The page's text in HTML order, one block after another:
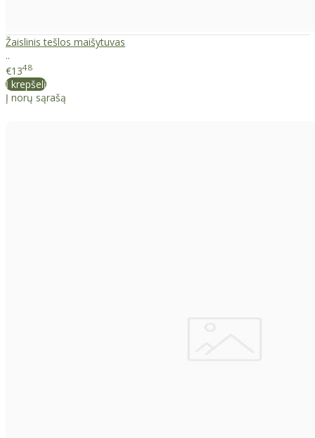
Žaislinis tešlos maišytuvas
..
€1348
Į krepšelį
Į norų sąrašą